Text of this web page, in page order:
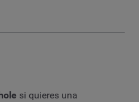
si quieres una